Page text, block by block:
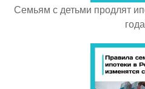
Семьям с детьми продлят